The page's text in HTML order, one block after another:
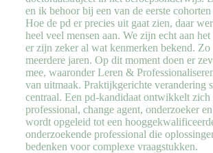
en ik behoor bij een van de eerste
Hoe de pd er precies uit gaat zien, daar
heel veel mensen aan. We zijn echt aan
er zijn zeker al wat kenmerken bekend.
meerdere jaren. Op dit moment doen er
mee, waaronder Leren &
van uitmaak. Praktijkgerichte verandering
centraal. Een pd-kandidaat ontwikkelt
professional, change agent, onderzoeker
wordt opgeleid tot een
onderzoekende professional die
bedenken voor complexe vraagstukken.